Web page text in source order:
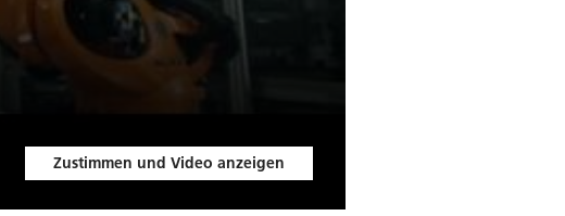
Zustimmen und Video anzeigen